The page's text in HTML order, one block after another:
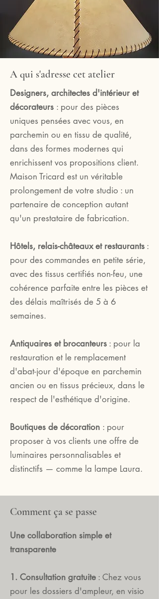
A qui s'adresse cet atelier
Designers, architectes d'intérieur et
décorateurs : pour des pièces
uniques pensées avec vous, en
parchemin ou en tissu de qualité,
dans des formes modernes qui
enrichissent vos propositions client.
Maison Tricard est un véritable
prolongement de votre studio : un
partenaire de conception autant
qu'un prestataire de fabrication.
Hôtels, relais-châteaux et restaurants :
pour des commandes en petite série,
avec des tissus certifiés non-feu, une
cohérence parfaite entre les pièces et
des délais maîtrisés de 5 à 6
semaines.
Antiquaires et brocanteurs : pour la
restauration et le remplacement
d'abat-jour d'époque en parchemin
ancien ou en tissus précieux, dans le
respect de l'esthétique d'origine.
Boutiques de décoration : pour
proposer à vos clients une offre de
luminaires personnalisables et
distinctifs — comme la lampe Laura.
Comment ça se passe
Une collaboration simple et
transparente
1. Consultation gratuite : Chez vous
pour les dossiers d'ampleur, en visio